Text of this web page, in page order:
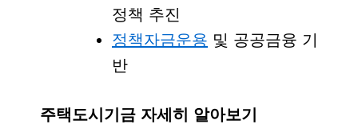
정책 추진
정책자금운용 및 공공금융 기
반
주택도시기금 자세히 알아보기